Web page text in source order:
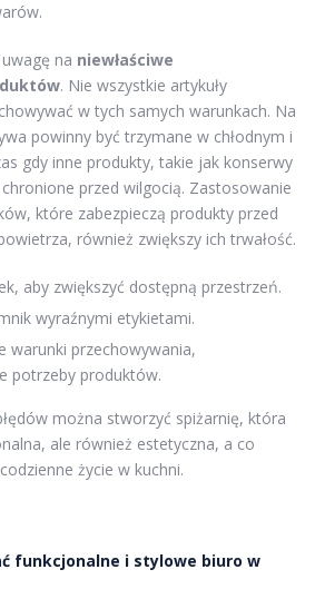
na niewłaściwe
. Nie wszystkie artykuły
w tych samych warunkach. Na
powinny być trzymane w chłodnym i
gdy inne produkty, takie jak konserwy
przed wilgocią. Zastosowanie
które zabezpieczą produkty przed
również zwiększy ich trwałość.
aby zwiększyć dostępną przestrzeń.
wyraźnymi etykietami.
warunki przechowywania,
potrzeby produktów.
można stworzyć spiżarnię, która
ale również estetyczna, a co
życie w kuchni.
funkcjonalne i stylowe biuro w